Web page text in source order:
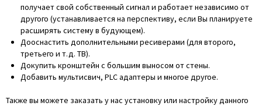
получает свой собственный сигнал и работает независимо от
другого (устанавливается на перспективу, если Вы планируете
расширять систему в будующем).
Дооснастить дополнительными ресиверами (для второго,
третьего и т.д. ТВ).
Докупить кронштейн с большим выносом от стены.
Добавить мультисвич, PLC адаптеры и многое другое.
Также вы можете заказать у нас установку или настройку данного